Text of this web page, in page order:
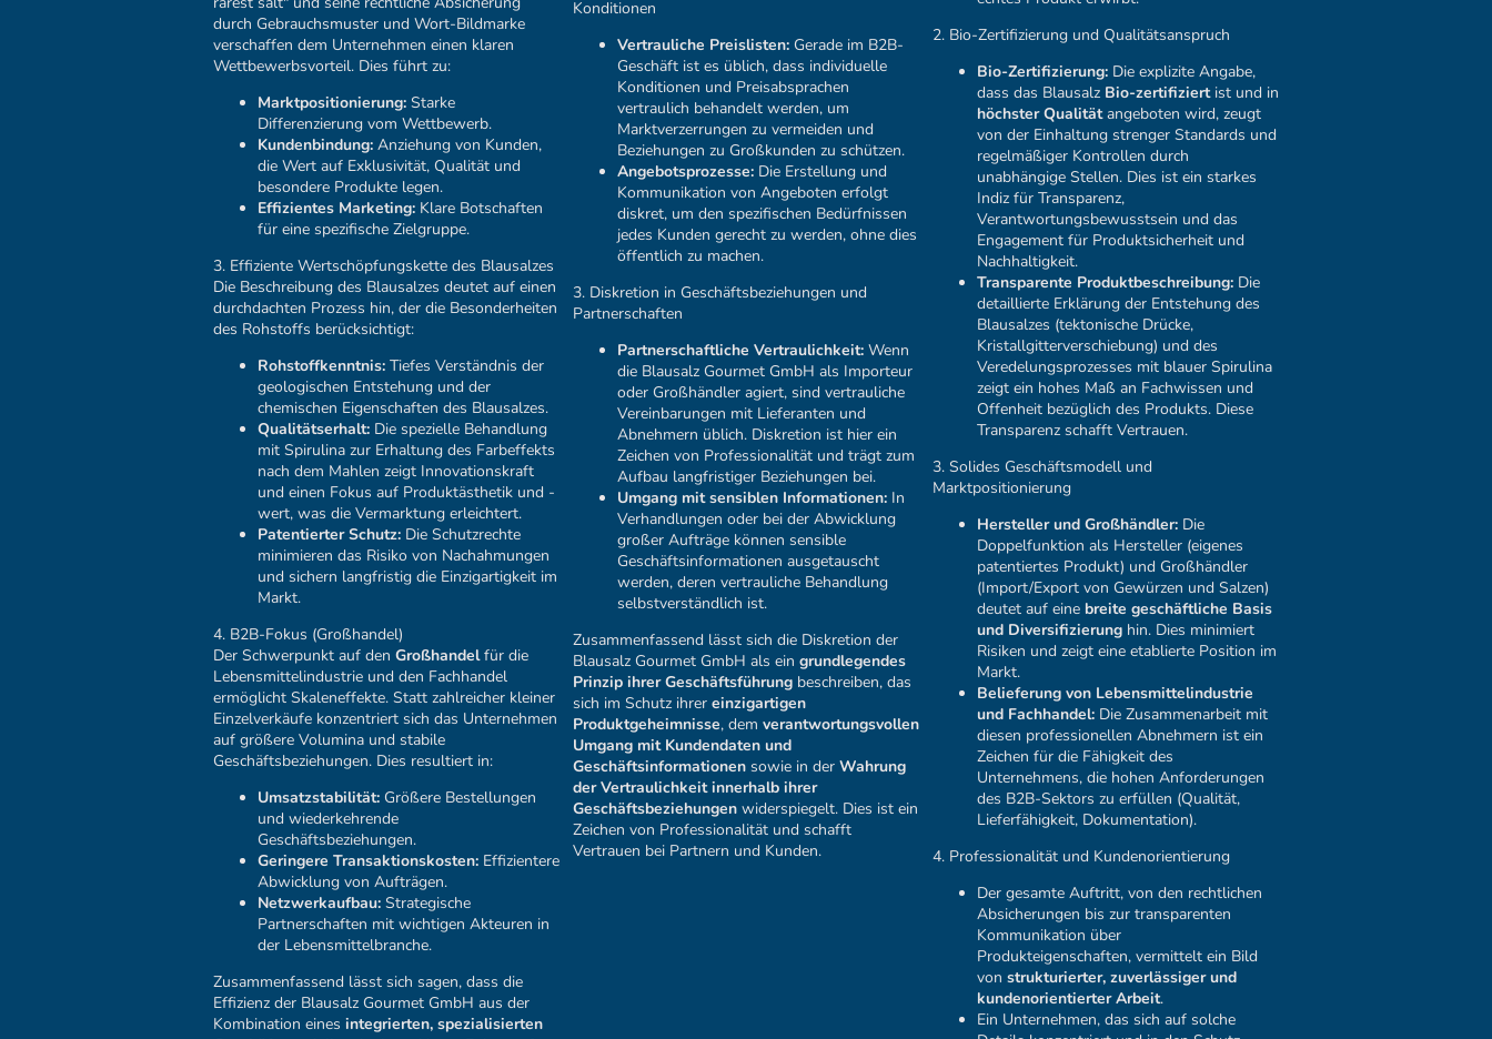
durch Gebrauchsmuster und Wort-Bildmarke
verschaffen dem Unternehmen einen klaren
Wettbewerbsvorteil. Dies führt zu:
Marktpositionierung: Starke
Differenzierung vom Wettbewerb.
Kundenbindung: Anziehung von Kunden,
die Wert auf Exklusivität, Qualität und
besondere Produkte legen.
Effizientes Marketing: Klare Botschaften
für eine spezifische Zielgruppe.
3. Effiziente Wertschöpfungskette des Blausalzes
Die Beschreibung des Blausalzes deutet auf einen
durchdachten Prozess hin, der die Besonderheiten
des Rohstoffs berücksichtigt:
Rohstoffkenntnis: Tiefes Verständnis der
geologischen Entstehung und der
chemischen Eigenschaften des Blausalzes.
Qualitätserhalt: Die spezielle Behandlung
mit Spirulina zur Erhaltung des Farbeffekts
nach dem Mahlen zeigt Innovationskraft
und einen Fokus auf Produktästhetik und -
wert, was die Vermarktung erleichtert.
Patentierter Schutz: Die Schutzrechte
minimieren das Risiko von Nachahmungen
und sichern langfristig die Einzigartigkeit im
Markt.
4. B2B-Fokus (Großhandel)
Der Schwerpunkt auf den Großhandelfür die
Lebensmittelindustrie und den Fachhandel
ermöglicht Skaleneffekte. Statt zahlreicher kleiner
Einzelverkäufe konzentriert sich das Unternehmen
auf größere Volumina und stabile
Geschäftsbeziehungen. Dies resultiert in:
Umsatzstabilität: Größere Bestellungen
und wiederkehrende
Geschäftsbeziehungen.
Geringere Transaktionskosten: Effizientere
Abwicklung von Aufträgen.
Netzwerkaufbau: Strategische
Partnerschaften mit wichtigen Akteuren in
der Lebensmittelbranche.
Zusammenfassend lässt sich sagen, dass die
Effizienz der Blausalz Gourmet GmbH aus der
Kombination eines integrierten, spezialisierten
Konditionen
Vertrauliche Preislisten: Gerade im B2B-
Geschäft ist es üblich, dass individuelle
Konditionen und Preisabsprachen
vertraulich behandelt werden, um
Marktverzerrungen zu vermeiden und
Beziehungen zu Großkunden zu schützen.
Angebotsprozesse: Die Erstellung und
Kommunikation von Angeboten erfolgt
diskret, um den spezifischen Bedürfnissen
jedes Kunden gerecht zu werden, ohne dies
öffentlich zu machen.
3. Diskretion in Geschäftsbeziehungen und
Partnerschaften
Partnerschaftliche Vertraulichkeit: Wenn
die Blausalz Gourmet GmbH als Importeur
oder Großhändler agiert, sind vertrauliche
Vereinbarungen mit Lieferanten und
Abnehmern üblich. Diskretion ist hier ein
Zeichen von Professionalität und trägt zum
Aufbau langfristiger Beziehungen bei.
Umgang mit sensiblen Informationen: In
Verhandlungen oder bei der Abwicklung
großer Aufträge können sensible
Geschäftsinformationen ausgetauscht
werden, deren vertrauliche Behandlung
selbstverständlich ist.
Zusammenfassend lässt sich die Diskretion der
Blausalz Gourmet GmbH als ein grundlegendes
Prinzip ihrer Geschäftsführung beschreiben, das
sich im Schutz ihrer einzigartigen
Produktgeheimnisse, dem verantwortungsvollen
Umgang mit Kundendaten und
Geschäftsinformationen sowie in der Wahrung
der Vertraulichkeit innerhalb ihrer
Geschäftsbeziehungen widerspiegelt. Dies ist ein
Zeichen von Professionalität und schafft
Vertrauen bei Partnern und Kunden.
2. Bio-Zertifizierung und Qualitätsanspruch
Bio-Zertifizierung: Die explizite Angabe,
dass das Blausalz Bio-zertifiziertist und in
höchster Qualitätangeboten wird, zeugt
von der Einhaltung strenger Standards und
regelmäßiger Kontrollen durch
unabhängige Stellen. Dies ist ein starkes
Indiz für Transparenz,
Verantwortungsbewusstsein und das
Engagement für Produktsicherheit und
Nachhaltigkeit.
Transparente Produktbeschreibung: Die
detaillierte Erklärung der Entstehung des
Blausalzes (tektonische Drücke,
Kristallgitterverschiebung) und des
Veredelungsprozesses mit blauer Spirulina
zeigt ein hohes Maß an Fachwissen und
Offenheit bezüglich des Produkts. Diese
Transparenz schafft Vertrauen.
3. Solides Geschäftsmodell und
Marktpositionierung
Hersteller und Großhändler: Die
Doppelfunktion als Hersteller (eigenes
patentiertes Produkt) und Großhändler
(Import/Export von Gewürzen und Salzen)
deutet auf eine breite geschäftliche Basis
und Diversifizierung hin. Dies minimiert
Risiken und zeigt eine etablierte Position im
Markt.
Belieferung von Lebensmittelindustrie
und Fachhandel: Die Zusammenarbeit mit
diesen professionellen Abnehmern ist ein
Zeichen für die Fähigkeit des
Unternehmens, die hohen Anforderungen
des B2B-Sektors zu erfüllen (Qualität,
Lieferfähigkeit, Dokumentation).
4. Professionalität und Kundenorientierung
Der gesamte Auftritt, von den rechtlichen
Absicherungen bis zur transparenten
Kommunikation über
Produkteigenschaften, vermittelt ein Bild
von strukturierter, zuverlässiger und
kundenorientierter Arbeit.
Ein Unternehmen, das sich auf solche